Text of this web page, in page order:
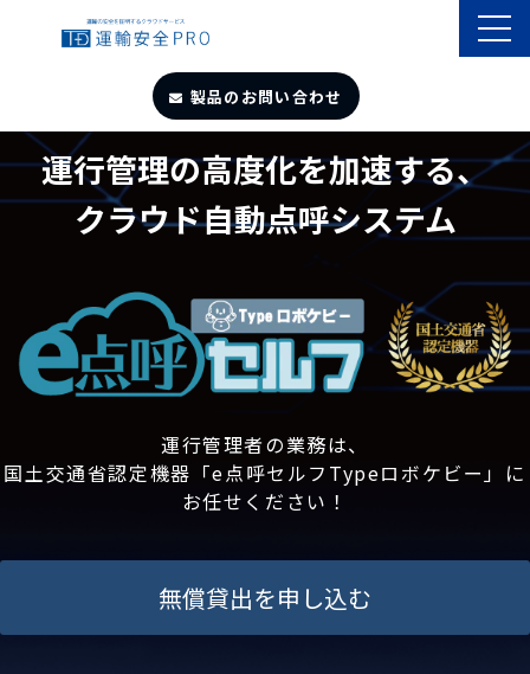
製品のお問い合わせ
TOP
製品・サービス
自動点呼
運行管理の高度化を加速する、
クラウド自動点呼システム
運行管理者の業務は、
国土交通省認定機器「e点呼セルフTypeロボケビー」に
お任せください！
無償貸出を申し込む